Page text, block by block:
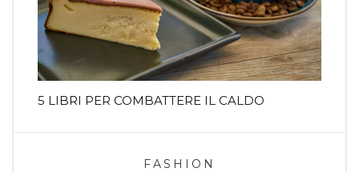
5 LIBRI PER COMBATTERE IL CALDO
FASHION